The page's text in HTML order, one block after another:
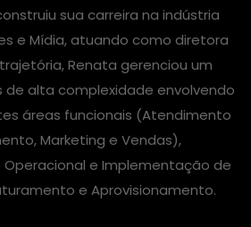
sua carreira na indústria
e Mídia, atuando como diretora
Renata gerenciou um
alta complexidade envolvendo
áreas funcionais (Atendimento
Marketing e Vendas),
e Implementação de
e Aprovisionamento.